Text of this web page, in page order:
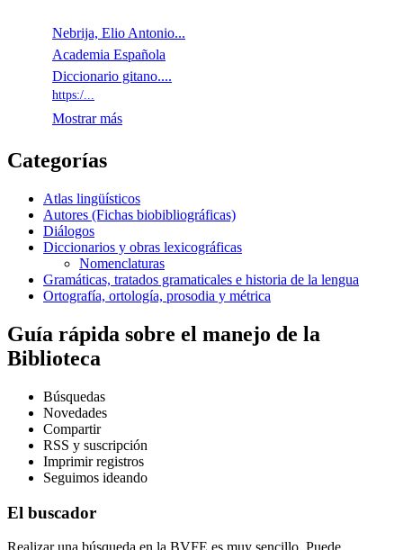
Nebrija, Elio Antonio...
Academia Española
Diccionario gitano....
https:/...
Mostrar más
Categorías
Atlas lingüísticos
Autores (Fichas biobibliográficas)
Diálogos
Diccionarios y obras lexicográficas
Nomenclaturas
Gramáticas, tratados gramaticales e historia de la lengua
Ortografía, ortología, prosodia y métrica
Guía rápida sobre el manejo de la
Biblioteca
Búsquedas
Novedades
Compartir
RSS y suscripción
Imprimir registros
Seguimos ideando
El buscador